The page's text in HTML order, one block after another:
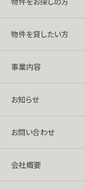
物件を貸したい方
事業内容
お知らせ
お問い合わせ
会社概要